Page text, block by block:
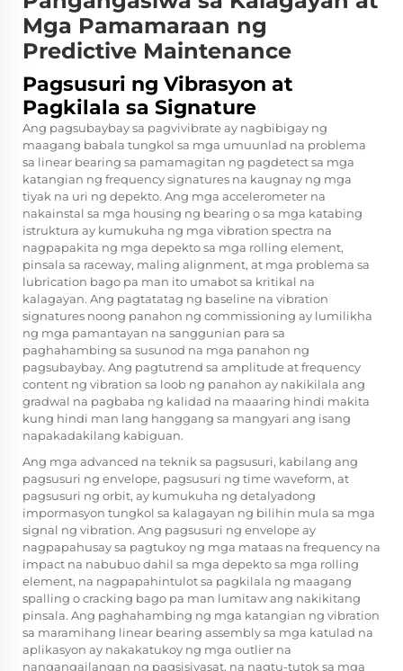
Mga Pamamaraan ng
Predictive Maintenance
Pagsusuri ng Vibrasyon at
Pagkilala sa Signature
Ang pagsubaybay sa pagvivibrate ay nagbibigay ng
maagang babala tungkol sa mga umuunlad na problema
sa linear bearing sa pamamagitan ng pagdetect sa mga
katangian ng frequency signatures na kaugnay ng mga
tiyak na uri ng depekto. Ang mga accelerometer na
nakainstal sa mga housing ng bearing o sa mga katabing
istruktura ay kumukuha ng mga vibration spectra na
nagpapakita ng mga depekto sa mga rolling element,
pinsala sa raceway, maling alignment, at mga problema sa
lubrication bago pa man ito umabot sa kritikal na
kalagayan. Ang pagtatatag ng baseline na vibration
signatures noong panahon ng commissioning ay lumilikha
ng mga pamantayan na sanggunian para sa
paghahambing sa susunod na mga panahon ng
pagsubaybay. Ang pagtutrend sa amplitude at frequency
content ng vibration sa loob ng panahon ay nakikilala ang
gradwal na pagbaba ng kalidad na maaaring hindi makita
kung hindi man lang hanggang sa mangyari ang isang
napakadakilang kabiguan.
Ang mga advanced na teknik sa pagsusuri, kabilang ang
pagsusuri ng envelope, pagsusuri ng time waveform, at
pagsusuri ng orbit, ay kumukuha ng detalyadong
impormasyon tungkol sa kalagayan ng bilihin mula sa mga
signal ng vibration. Ang pagsusuri ng envelope ay
nagpapahusay sa pagtukoy ng mga mataas na frequency na
impact na nabubuo dahil sa mga depekto sa mga rolling
element, na nagpapahintulot sa pagkilala ng maagang
spalling o cracking bago pa man lumitaw ang nakikitang
pinsala. Ang paghahambing ng mga katangian ng vibration
sa maramihang linear bearing assembly sa mga katulad na
aplikasyon ay nakakatukoy ng mga outlier na
nangangailangan ng pagsisiyasat, na nagtu-tutok sa mga